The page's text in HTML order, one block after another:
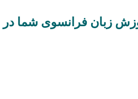
زبان فرانسوی شما در